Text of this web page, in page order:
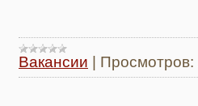
Вакансии Просмотров: